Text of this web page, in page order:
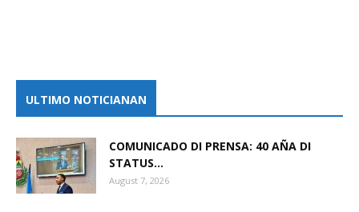
ULTIMO NOTICIANAN
COMUNICADO DI PRENSA: 40 AÑA DI
STATUS...
August 7, 2026